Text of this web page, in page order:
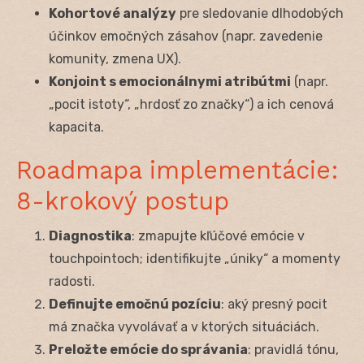
Kohortové analýzy pre sledovanie dlhodobých
účinkov emočných zásahov (napr. zavedenie
komunity, zmena UX).
Konjoint s emocionálnymi atribútmi (napr.
„pocit istoty“, „hrdosť zo značky“) a ich cenová
kapacita.
Roadmapa implementácie:
8-krokový postup
Diagnostika: zmapujte kľúčové emócie v
touchpointoch; identifikujte „úniky“ a momenty
radosti.
Definujte emočnú pozíciu: aký presný pocit
má značka vyvolávať a v ktorých situáciách.
Preložte emócie do správania: pravidlá tónu,